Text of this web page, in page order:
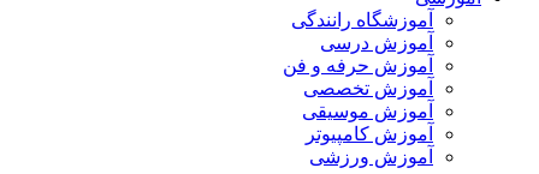
آموزشگاه رانندگی
آموزش درسی
آموزش حرفه و فن
آموزش تخصصی
آموزش موسیقی
آموزش کامپیوتر
آموزش ورزشی